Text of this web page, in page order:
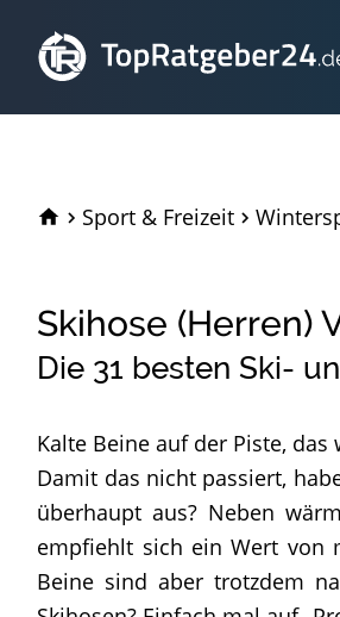
TopRatgeber24.de
Sport & Freizeit
Skihose (Herren)
Die 31 besten Ski-
Kalte Beine auf der Piste,
Damit das nicht passiert,
überhaupt aus? Neben
empfiehlt sich ein Wert von
Beine sind aber trotzdem